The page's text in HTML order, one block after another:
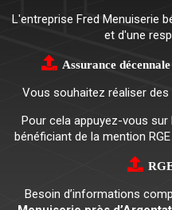
L'entreprise Fred Menuiserie
et d'une
Assurance décennale
Vous souhaitez réaliser
Pour cela appuyez-vous
bénéficiant de la mention
Besoin d’informations